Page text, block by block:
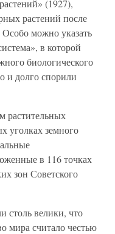
(1927),
растений после
можно указать
в которой
биологического
и долго спорили
растительных
уголках земного
в 116 точках
зон Советского
столь велики, что
мира считало честью